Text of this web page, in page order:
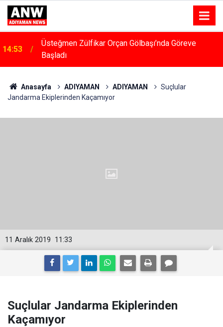
Üsteğmen Zülfikar Orçan Gölbaşı’nda Göreve
Başladı
14:48 Menfeze Çarpan Araç Sürücüsü Yaralandı
Anasayfa ADIYAMAN ADIYAMAN
Suçlular
Jandarma Ekiplerinden Kaçamıyor
11:33
11 Aralık 2019
Suçlular Jandarma Ekiplerinden
Kaçamıyor